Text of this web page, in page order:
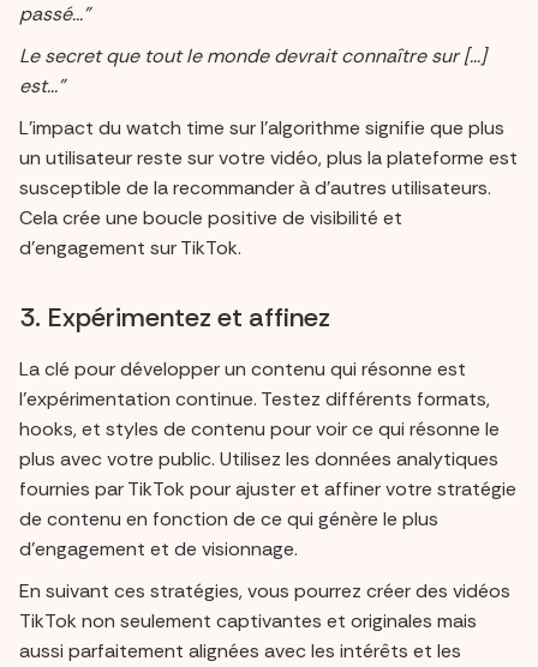
passé..."
Le secret que tout le monde devrait connaître sur [...]
est..."
L'impact du watch time sur l'algorithme signifie que plus
un utilisateur reste sur votre vidéo, plus la plateforme est
susceptible de la recommander à d'autres utilisateurs.
Cela crée une boucle positive de visibilité et
d'engagement sur TikTok.
3. Expérimentez et affinez
La clé pour développer un contenu qui résonne est
l'expérimentation continue. Testez différents formats,
hooks, et styles de contenu pour voir ce qui résonne le
plus avec votre public. Utilisez les données analytiques
fournies par TikTok pour ajuster et affiner votre stratégie
de contenu en fonction de ce qui génère le plus
d'engagement et de visionnage.
En suivant ces stratégies, vous pourrez créer des vidéos
TikTok non seulement captivantes et originales mais
aussi parfaitement alignées avec les intérêts et les